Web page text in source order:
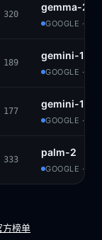
gemma-
GOOGLE ·
gemini-1.5-
GOOGLE ·
gemini-1.5-
GOOGLE ·
palm-2
GOOGLE ·
方榜单